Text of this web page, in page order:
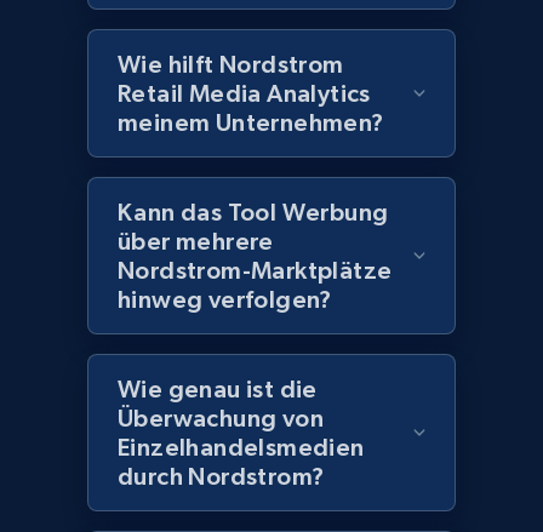
1.1K+ 149+
products using specified keywords
URL, Product id, Title, Images, Final price,
Currency, Discount, Initial price, and more.
1.1K+ 149+ Jetzt anfangen
Lazada - Products
URL, Title, Rating, Reviews, Initial price, Final
price, Currency, Stock, and more.
Wie hilft Nordstrom
Retail Media Analytics
meinem Unternehmen?
Kann das Tool Werbung
über mehrere
Nordstrom-Marktplätze
hinweg verfolgen?
Wie genau ist die
Überwachung von
Einzelhandelsmedien
durch Nordstrom?